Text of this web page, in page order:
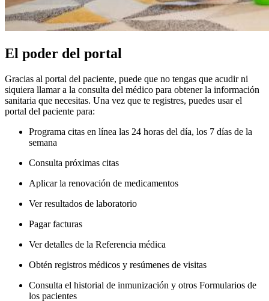
El poder del portal
Gracias al portal del paciente, puede que no tengas que acudir ni
siquiera llamar a la consulta del médico para obtener la información
sanitaria que necesitas. Una vez que te registres, puedes usar el
portal del paciente para:
Programa citas en línea las 24 horas del día, los 7 días de la
semana
Consulta próximas citas
Aplicar la renovación de medicamentos
Ver resultados de laboratorio
Pagar facturas
Ver detalles de la Referencia médica
Obtén registros médicos y resúmenes de visitas
Consulta el historial de inmunización y otros Formularios de
los pacientes